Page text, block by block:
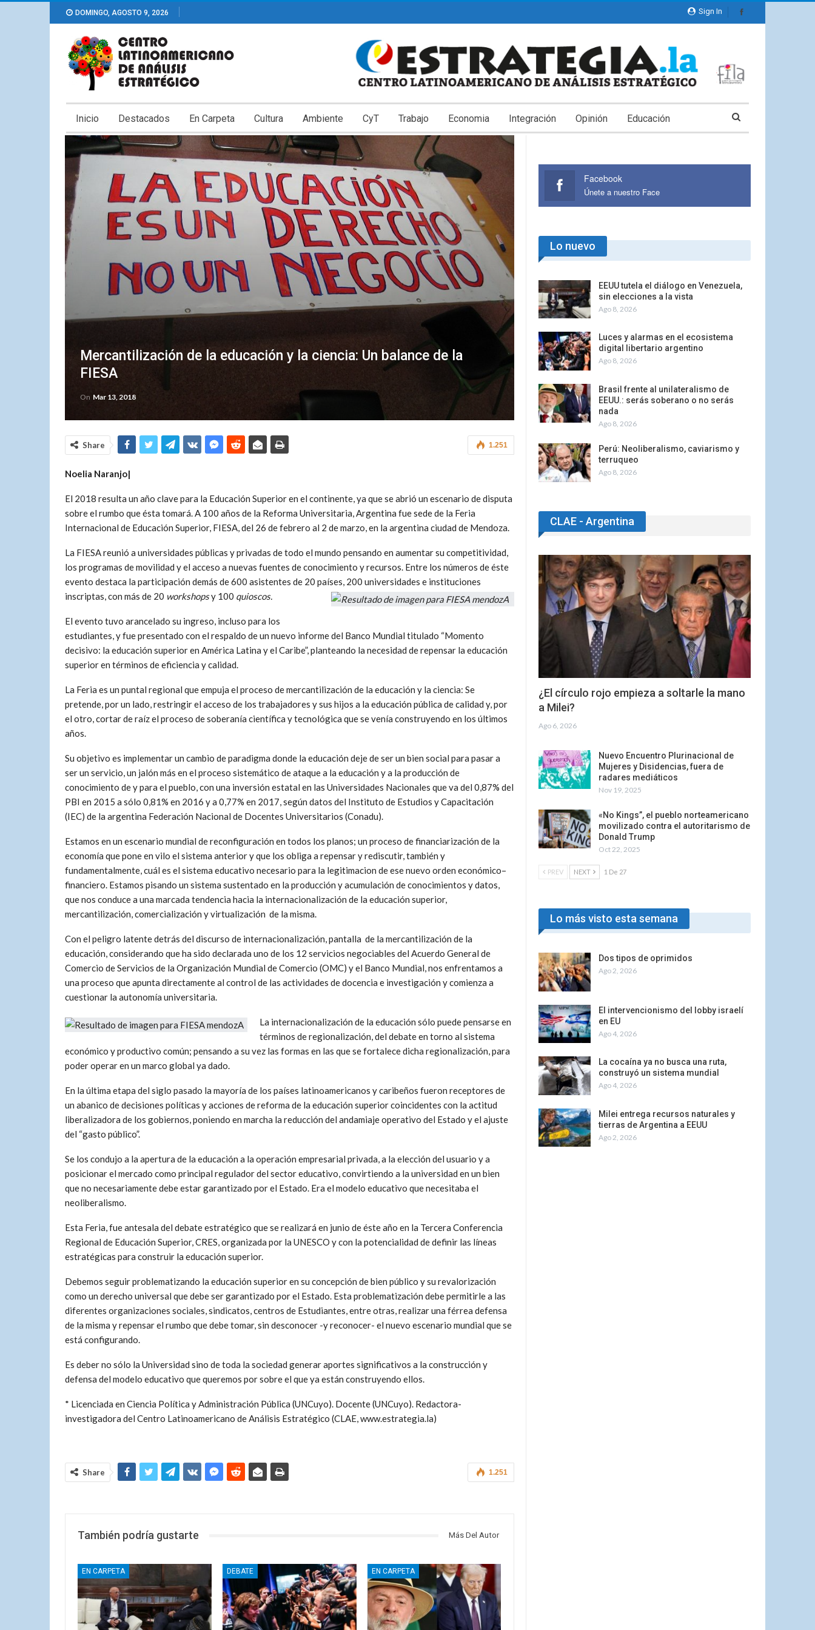
Sign In
DOMINGO, AGOSTO 9, 2026
Inicio Destacados En Carpeta Cultura Ambiente CyT Trabajo Economia Integración Opinión Educación
Mercantilización de la educación y la ciencia: Un balance de la
FIESA
On Mar 13, 2018
1.251
Share
Noelia Naranjo|
El 2018 resulta un año clave para la Educación Superior en el continente, ya que se abrió un escenario de disputa
sobre el rumbo que ésta tomará. A 100 años de la Reforma Universitaria, Argentina fue sede de la Feria
Internacional de Educación Superior, FIESA,del 26 de febrero al 2 de marzo, en la argentina ciudad de Mendoza.
La FIESA reunió a universidades públicas y privadas de todo el mundo pensando en aumentar su competitividad,
los programas de movilidad y el acceso a nuevas fuentes de conocimiento y recursos. Entre los números de éste
evento destaca la participación demás de 600 asistentes de 20 países, 200 universidades e instituciones
inscriptas, con más de 20 workshopsy 100 quioscos.
El evento tuvo arancelado su ingreso, incluso para los
estudiantes, y fue presentado con el respaldo de un nuevo informe del Banco Mundial titulado “Momento
decisivo: la educación superior en América Latina y el Caribe”, planteando la necesidad de repensar la educación
superior en términos de eficiencia y calidad.
La Feria es un puntal regional que empuja el proceso de mercantilización de la educación y la ciencia: Se
pretende, por un lado, restringir el acceso de los trabajadores y sus hijos a la educación pública de calidad y, por
el otro, cortar de raíz el proceso de soberanía científica y tecnológica que se venía construyendo en los últimos
años.
Su objetivo es implementar un cambio de paradigma donde la educación deje de ser un bien social para pasar a
ser un servicio, un jalón más en el proceso sistemático de ataque a la educación y a la producción de
conocimiento de y para el pueblo, con una inversión estatal en las Universidades Nacionales que va del 0,87% del
PBI en 2015 a sólo 0,81% en 2016 y a 0,77% en 2017, según datos del Instituto de Estudios y Capacitación
(IEC) de la argentina Federación Nacional de Docentes Universitarios (Conadu).
Estamos en un escenario mundial de reconfiguración en todos los planos; un proceso de financiarización de la
economía que pone en vilo el sistema anterior y que los obliga a repensar y rediscutir, también y
fundamentalmente, cuál es el sistema educativo necesario para la legitimacion de ese nuevo orden económico–
financiero. Estamos pisando un sistema sustentado en la producción y acumulación de conocimientos y datos,
que nos conduce a una marcada tendencia hacia la internacionalización de la educación superior,
mercantilización, comercialización y virtualización de la misma.
Con el peligro latente detrás del discurso de internacionalización, pantalla de la mercantilización de la
educación, considerando que ha sido declarada uno de los 12 servicios negociables del Acuerdo General de
Comercio de Servicios de la Organización Mundial de Comercio (OMC) y el Banco Mundial, nos enfrentamos a
una proceso que apunta directamente al control de las actividades de docencia e investigación y comienza a
cuestionar la autonomía universitaria.
La internacionalización de la educación sólo puede pensarse en
términos de regionalización, del debate en torno al sistema
económico y productivo común; pensando a su vez las formas en las que se fortalece dicha regionalización, para
poder operar en un marco global ya dado.
En la última etapa del siglo pasado la mayoría de los países latinoamericanos y caribeños fueron receptores de
un abanico de decisiones políticas y acciones de reforma de la educación superior coincidentes con la actitud
liberalizadora de los gobiernos, poniendo en marcha la reducción del andamiaje operativo del Estado y el ajuste
del “gasto público”.
Se los condujo a la apertura de la educación a la operación empresarial privada, a la elección del usuario y a
posicionar el mercado como principal regulador del sector educativo, convirtiendo a la universidad en un bien
que no necesariamente debe estar garantizado por el Estado. Era el modelo educativo que necesitaba el
neoliberalismo.
Esta Feria, fue antesala del debate estratégico que se realizará en junio de éste año en la Tercera Conferencia
Regional de Educación Superior, CRES, organizada por la UNESCO y con la potencialidad de definir las líneas
estratégicas para construir la educación superior.
Debemos seguir problematizando la educación superior en su concepción de bien público y su revalorización
como un derecho universal que debe ser garantizado por el Estado. Esta problematización debe permitirle a las
diferentes organizaciones sociales, sindicatos, centros de Estudiantes, entre otras, realizar una férrea defensa
de la misma y repensar el rumbo que debe tomar, sin desconocer -y reconocer- el nuevo escenario mundial que se
está configurando.
Es deber no sólo la Universidad sino de toda la sociedad generar aportes significativos a la construcción y
defensa del modelo educativo que queremos por sobre el que ya están construyendo ellos.
* Licenciada en Ciencia Política y Administración Pública (UNCuyo). Docente (UNCuyo). Redactora-
investigadora del Centro Latinoamericano de Análisis Estratégico (CLAE, www.estrategia.la)
1.251
Share
También podría gustarte Más Del Autor
EN CARPETA DEBATE EN CARPETA
Facebook
Únete a nuestro Face
Lo nuevo
EEUU tutela el diálogo en Venezuela,
sin elecciones a la vista
Ago 8, 2026
Luces y alarmas en el ecosistema
digital libertario argentino
Ago 8, 2026
Brasil frente al unilateralismo de
EEUU.: serás soberano o no serás
nada
Ago 8, 2026
Perú: Neoliberalismo, caviarismo y
terruqueo
Ago 8, 2026
CLAE - Argentina
¿El círculo rojo empieza a soltarle la mano
a Milei?
Ago 6, 2026
Nuevo Encuentro Plurinacional de
Mujeres y Disidencias, fuera de
radares mediáticos
Nov 19, 2025
«No Kings”, el pueblo norteamericano
movilizado contra el autoritarismo de
Donald Trump
Oct 22, 2025
PREV NEXT 1 De 27
Lo más visto esta semana
Dos tipos de oprimidos
Ago 2, 2026
El intervencionismo del lobby israelí
en EU
Ago 4, 2026
La cocaína ya no busca una ruta,
construyó un sistema mundial
Ago 4, 2026
Milei entrega recursos naturales y
tierras de Argentina a EEUU
Ago 2, 2026